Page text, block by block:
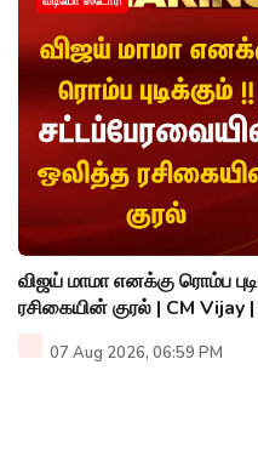
விஜய் மாமா எனக்கு ரொம்ப
ரசிகையின் குரல் | CM
07 Aug 2026, 06:59 PM